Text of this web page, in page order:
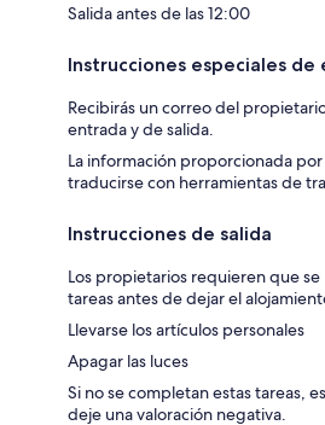
Salida antes de las 12:00
Instrucciones especiales de
Recibirás un correo del
entrada y de salida.
La información proporcionada
traducirse con herramientas de
Instrucciones de salida
Los propietarios requieren que
tareas antes de dejar el
Llevarse los artículos personales
Apagar las luces
Si no se completan estas tareas,
deje una valoración negativa.